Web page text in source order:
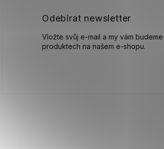
Odebírat newsletter
Vložte svůj e-mail a my vám
produktech na našem e-shopu.